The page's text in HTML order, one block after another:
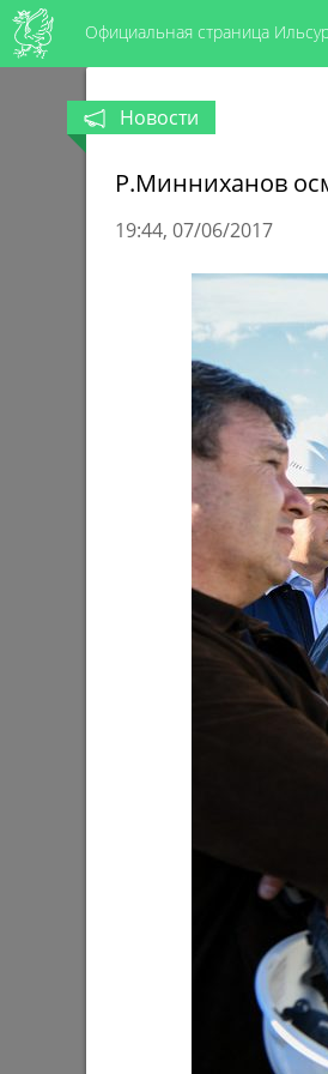
Официальная страница
Ильсур Метшин: «Мы
обустраивать
поселков для многодетных
На «Новой волне» в
Олег Газманов, Николай
Дима Билан, Филипп
Новости
Р.Минниханов
19:44 07/06/2017